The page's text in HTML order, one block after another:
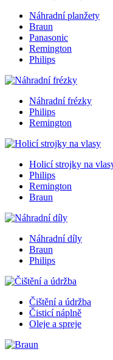
Náhradní planžety
Braun
Panasonic
Remington
Philips
Náhradní frézky
Philips
Remington
Holicí strojky na
Philips
Remington
Braun
Náhradní díly
Braun
Philips
Čištění a údržba
Čisticí náplně
Oleje a spreje